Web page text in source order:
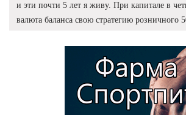
и эти почти 5 лет я живу. При капитале в
валюта баланса свою стратегию розничного